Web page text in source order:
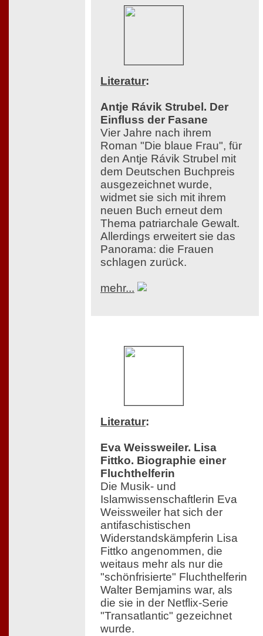
Literatur:
Antje Rávik Strubel. Der
Einfluss der Fasane
Vier Jahre nach ihrem
Roman "Die blaue Frau", für
den Antje Rávik Strubel mit
dem Deutschen Buchpreis
ausgezeichnet wurde,
widmet sie sich mit ihrem
neuen Buch erneut dem
Thema patriarchale Gewalt.
Allerdings erweitert sie das
Panorama: die Frauen
schlagen zurück.
mehr...
Literatur:
Eva Weissweiler. Lisa
Fittko. Biographie einer
Fluchthelferin
Die Musik- und
Islamwissenschaftlerin Eva
Weissweiler hat sich der
antifaschistischen
Widerstandskämpferin Lisa
Fittko angenommen, die
weitaus mehr als nur die
"schönfrisierte" Fluchthelferin
Walter Bemjamins war, als
die sie in der Netflix-Serie
"Transatlantic" gezeichnet
wurde.